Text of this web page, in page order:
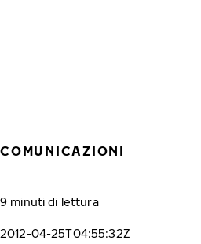
COMUNICAZIONI
9 minuti di lettura
2012-04-25T04:55:32Z